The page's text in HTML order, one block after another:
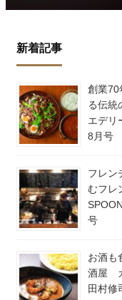
新着記事
創業70
る伝統
エデ
8月号
フレン
むフレ
号
お酒も
酒屋
田村